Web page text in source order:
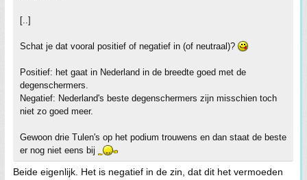
[..]
Schat je dat vooral positief of negatief in (of neutraal)?
Positief: het gaat in Nederland in de breedte goed met de
degenschermers.
Negatief: Nederland's beste degenschermers zijn misschien toch
niet zo goed meer.
Gewoon drie Tulen's op het podium trouwens en dan staat de beste
er nog niet eens bij
Beide eigenlijk. Het is negatief in de zin, dat dit het vermoeden